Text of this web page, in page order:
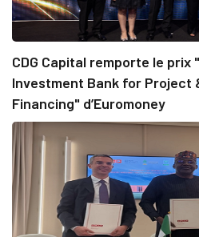
CDG Capital remporte le prix
Investment Bank for
Financing" d’Euromoney